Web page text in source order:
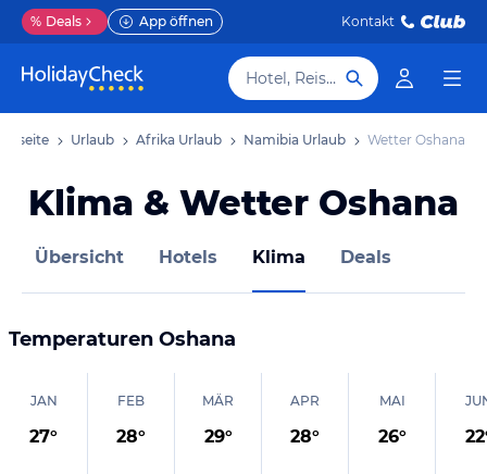
% Deals App öffnen Kontakt
Hotel, Reiseziel
Urlaub Afrika Urlaub Namibia Urlaub Wetter Oshana
Klima & Wetter Oshana
Übersicht Hotels Klima Deals
Temperaturen Oshana
JAN
27°
FEB
28°
MÄR
29°
APR
28°
MAI
26° 22